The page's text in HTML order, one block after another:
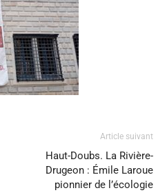
Article suivant
Haut-Doubs. La Rivière-
Drugeon : Émile Laroue
pionnier de l’écologie